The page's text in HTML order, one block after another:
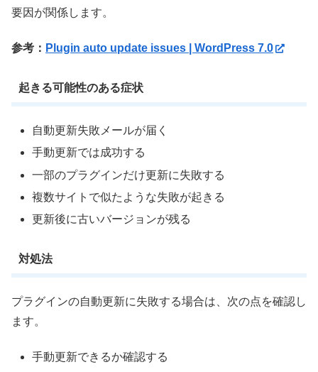
要因が関係します。
参考： Plugin auto update issues | WordPress 7.0
起きる可能性のある症状
自動更新失敗メールが届く
手動更新では成功する
一部のプラグインだけ更新に失敗する
複数サイトで似たような失敗が起きる
更新後に古いバージョンが残る
対処法
プラグインの自動更新に失敗する場合は、次の点を確認し
ます。
手動更新できるか確認する